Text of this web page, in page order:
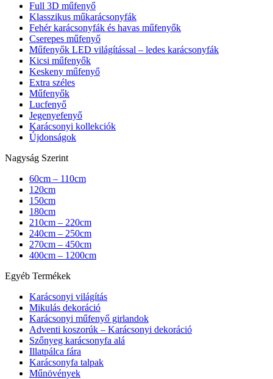
Full 3D műfenyő
Klasszikus műkarácsonyfák
Fehér karácsonyfák és havas műfenyők
Cserepes műfenyő
Műfenyők LED világítással – ledes karácsonyfák
Kicsi műfenyők
Keskeny műfenyő
Extra széles
Műfenyők
Lucfenyő
Jegenyefenyő
Karácsonyi kollekciók
Újdonságok
Nagyság Szerint
60cm – 110cm
120cm
150cm
180cm
210cm – 220cm
240cm – 250cm
270cm – 450cm
400cm – 1200cm
Egyéb Termékek
Karácsonyi világítás
Mikulás dekoráció
Karácsonyi műfenyő girlandok
Adventi koszorúk – Karácsonyi dekoráció
Szőnyeg karácsonyfa alá
Illatpálca fára
Karácsonyfa talpak
Műnövények